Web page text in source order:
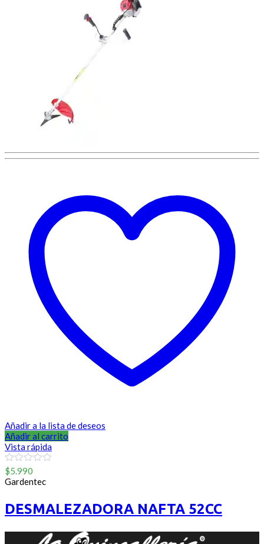
Añadir a la lista de deseos
Añadir al carrito
Vista rápida
0
out
of
$5.990
Gardentec
DESMALEZADORA NAFTA 52CC